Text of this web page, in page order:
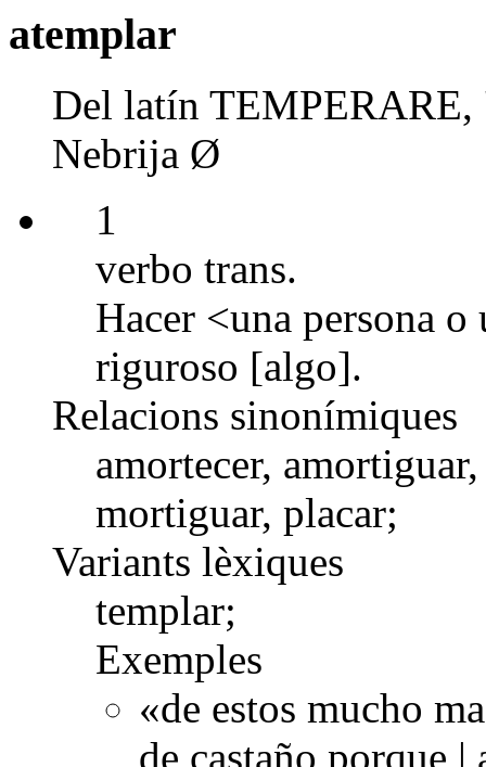
atemplar
Del latín TEMPERARE,
Nebrija Ø
1
verbo trans.
Hacer <una persona
riguroso [algo].
Relacions sinonímiques
amortecer,
mortiguar, placar;
Variants lèxiques
templar;
Exemples
«de estos mucho
de castaño porque